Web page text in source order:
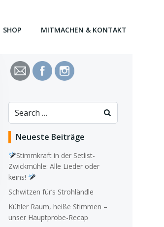
SHOP MITMACHEN & KONTAKT
Search
for:
Neueste Beiträge
Stimmkraft in der Setlist-
Zwickmühle: Alle Lieder oder
keins!
Schwitzen für’s Strohländle
Kühler Raum, heiße Stimmen –
unser Hauptprobe-Recap